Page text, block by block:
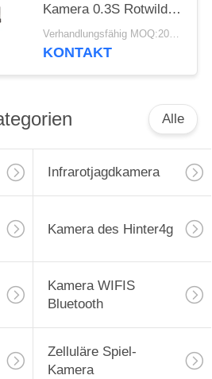
Kamera 0.3S Rotwild-
Jagd die im Freienaus Verhandlungsfähig MOQ:20pcs
KONTAKT
Alle
Infrarotjagdkamera
Kamera des Hinter4g
Kamera WIFIS
Bluetooth
Zelluläre Spiel-
Kamera